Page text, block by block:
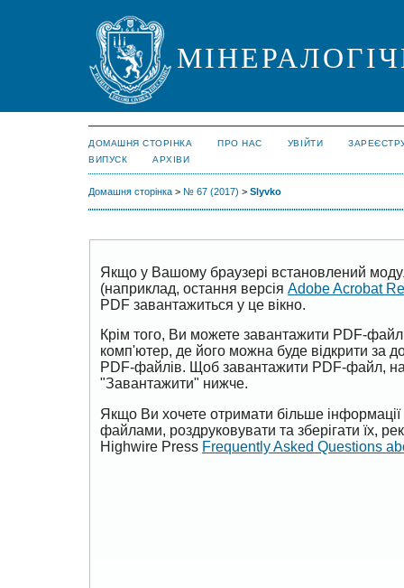
ДОМАШНЯ СТОРІНКА ПРО НАС УВІЙТИ
ВИПУСК
АРХІВИ
Домашня сторінка > № 67 (2017) > Slyvko
Якщо у Вашому браузері встановлений
(наприклад, остання версія Adobe Acrobat
PDF завантажиться у це вікно.
Крім того, Ви можете завантажити PDF-
комп'ютер, де його можна буде відкрити за
PDF-файлів. Щоб завантажити PDF-файл,
"Завантажити" нижче.
Якщо Ви хочете отримати більше
файлами, роздруковувати та зберігати їх,
Highwire Press Frequently Asked Questions